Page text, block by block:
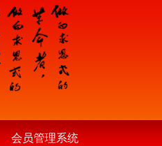
会员管理系统